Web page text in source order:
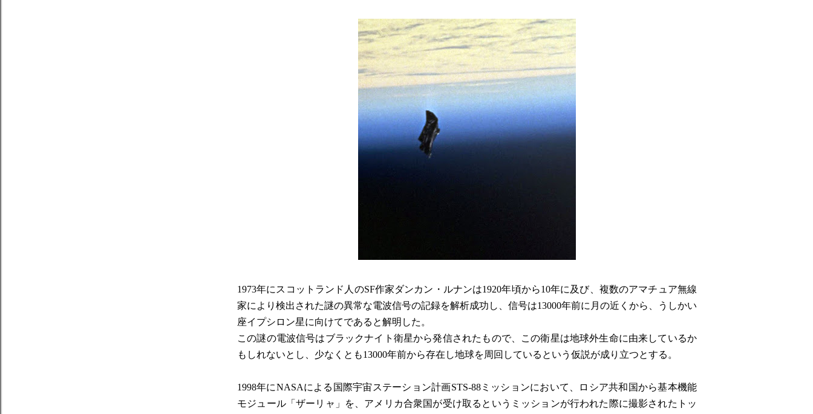
1973年にスコットランド人のSF作家ダンカン・ルナンは1920年頃から10年に及び、複数のアマチュア無線
家により検出された謎の異常な電波信号の記録を解析成功し、信号は13000年前に月の近くから、うしかい
座イプシロン星に向けてであると解明した。
この謎の電波信号はブラックナイト衛星から発信されたもので、この衛星は地球外生命に由来しているか
もしれないとし、少なくとも13000年前から存在し地球を周回しているという仮説が成り立つとする。
1998年にNASAによる国際宇宙ステーション計画STS-88ミッションにおいて、ロシア共和国から基本機能
モジュール「ザーリャ」を、アメリカ合衆国が受け取るというミッションが行われた際に撮影されたトッ